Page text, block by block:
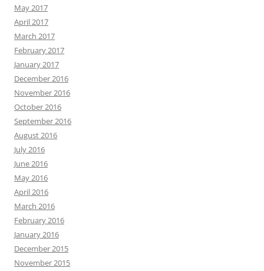
May 2017
April 2017
March 2017
February 2017
January 2017
December 2016
November 2016
October 2016
September 2016
August 2016
July 2016
June 2016
May 2016
April 2016
March 2016
February 2016
January 2016
December 2015
November 2015